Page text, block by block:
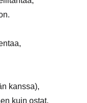
kanssa),
kuin ostat,